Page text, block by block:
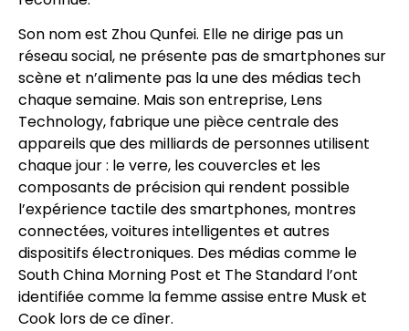
Son nom est Zhou Qunfei. Elle ne dirige pas un
réseau social, ne présente pas de smartphones sur
scène et n’alimente pas la une des médias tech
chaque semaine. Mais son entreprise, Lens
Technology, fabrique une pièce centrale des
appareils que des milliards de personnes utilisent
chaque jour : le verre, les couvercles et les
composants de précision qui rendent possible
l’expérience tactile des smartphones, montres
connectées, voitures intelligentes et autres
dispositifs électroniques. Des médias comme le
South China Morning Post et The Standard l’ont
identifiée comme la femme assise entre Musk et
Cook lors de ce dîner.